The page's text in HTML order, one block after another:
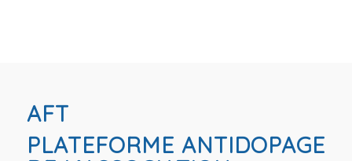
AFT
PLATEFORME ANTIDOPAGE